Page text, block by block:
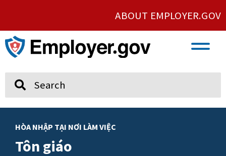
ABOUT EMPLOYER.GOV
HÒA NHẬP TẠI NƠI LÀM VIỆC
Tôn giáo